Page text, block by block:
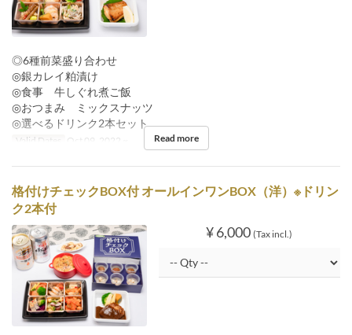
◎6種前菜盛り合わせ
◎銀カレイ粕漬け
◎食事 牛しぐれ煮ご飯
◎おつまみ ミックスナッツ
◎選べるドリンク2本セット
Valid Dates Oct 09, 2022 ~ Read more
格付けチェックBOX付 オールインワンBOX（洋）※ドリン
ク2本付
¥ 6,000 (Tax incl.)